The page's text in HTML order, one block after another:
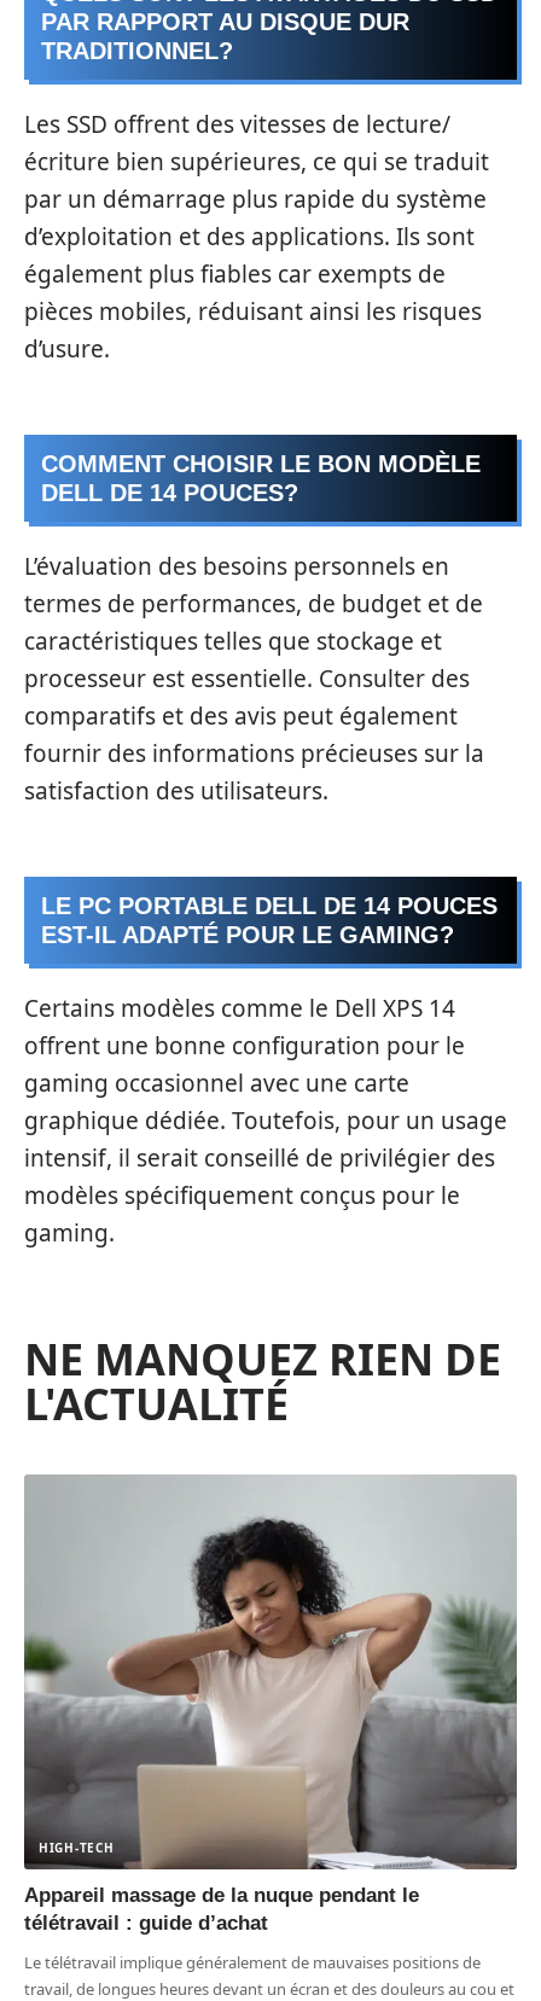
PAR RAPPORT AU DISQUE DUR
TRADITIONNEL?
Les SSD offrent des vitesses de lecture/
écriture bien supérieures, ce qui se traduit
par un démarrage plus rapide du système
d’exploitation et des applications. Ils sont
également plus fiables car exempts de
pièces mobiles, réduisant ainsi les risques
d’usure.
COMMENT CHOISIR LE BON MODÈLE
DELL DE 14 POUCES?
L’évaluation des besoins personnels en
termes de performances, de budget et de
caractéristiques telles que stockage et
processeur est essentielle. Consulter des
comparatifs et des avis peut également
fournir des informations précieuses sur la
satisfaction des utilisateurs.
LE PC PORTABLE DELL DE 14 POUCES
EST-IL ADAPTÉ POUR LE GAMING?
Certains modèles comme le Dell XPS 14
offrent une bonne configuration pour le
gaming occasionnel avec une carte
graphique dédiée. Toutefois, pour un usage
intensif, il serait conseillé de privilégier des
modèles spécifiquement conçus pour le
gaming.
NE MANQUEZ RIEN DE
L'ACTUALITÉ
HIGH-TECH
Appareil massage de la nuque pendant le
télétravail : guide d’achat
Le télétravail implique généralement de mauvaises positions de
travail, de longues heures devant un écran et des douleurs au cou et